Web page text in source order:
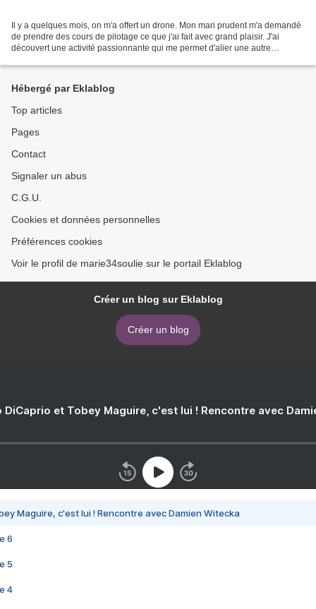
Il y a quelques mois, on m'a offert un drone. Mon mari prudent m'a demandé
de prendre des cours de pilotage ce que j'ai fait avec grand plaisir. J'ai
découvert une activité passionnante qui me permet d'alier une autre
Hébergé par Eklablog
Top articles
Pages
Contact
Signaler un abus
C.G.U.
Cookies et données personnelles
Préférences cookies
Voir le profil de marie34soulie sur le portail Eklablog
Créer un blog sur Eklablog
Créer un blog
DiCaprio et Tobey Maguire, c'est lui ! Rencontre avec
Maguire, c'est lui ! Rencontre avec Damien Witecka
6
5
4